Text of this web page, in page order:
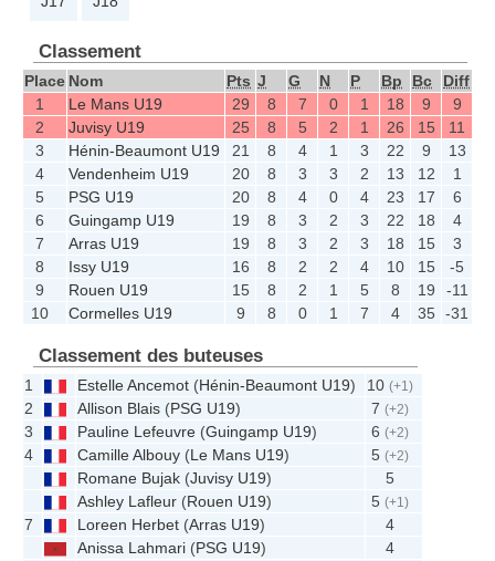
Classement
Place Nom Pts J G N P Bp Bc
Diff
1
Le Mans U19 29 8 7 0 1 18 9
9
2
Juvisy U19 25 8 5 2 1 26 15
11
3
Hénin-Beaumont U19 21 8 4 1 3 22 9
13
4
Vendenheim U19 20 8 3 3 2 13 12
1
5
PSG U19 20 8 4 0 4 23 17
6
6
Guingamp U19 19 8 3 2 3 22 18
4
7
Arras U19 19 8 3 2 3 18 15
3
8
Issy U19 16 8 2 2 4 10 15
-5
9
Rouen U19 15 8 2 1 5 8 19
-11
10
Cormelles U19 9 8 0 1 7 4 35 -31
Classement des buteuses
1 Estelle Ancemot (Hénin-Beaumont U19) 10(+1)
2 Allison Blais (PSG U19) 7(+2)
3 Pauline Lefeuvre (Guingamp U19) 6(+2)
4 Camille Albouy (Le Mans U19) 5(+2)
Romane Bujak (Juvisy U19)
5
Ashley Lafleur (Rouen U19) 5(+1)
7 Loreen Herbet (Arras U19)
4
Anissa Lahmari (PSG U19)
4